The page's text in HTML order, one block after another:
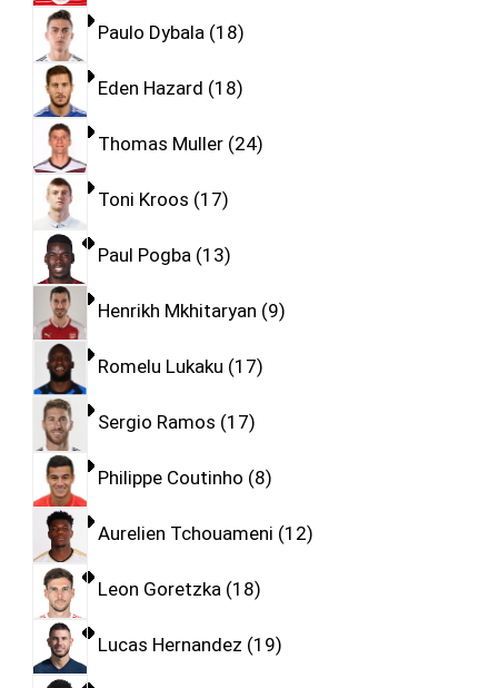
Paulo Dybala 18
Eden Hazard 18
Thomas Muller 24
Toni Kroos 17
Paul Pogba 13
Henrikh Mkhitaryan 9
Romelu Lukaku 17
Sergio Ramos 17
Philippe Coutinho 8
Aurelien Tchouameni 12
Leon Goretzka 18
Lucas Hernandez 19